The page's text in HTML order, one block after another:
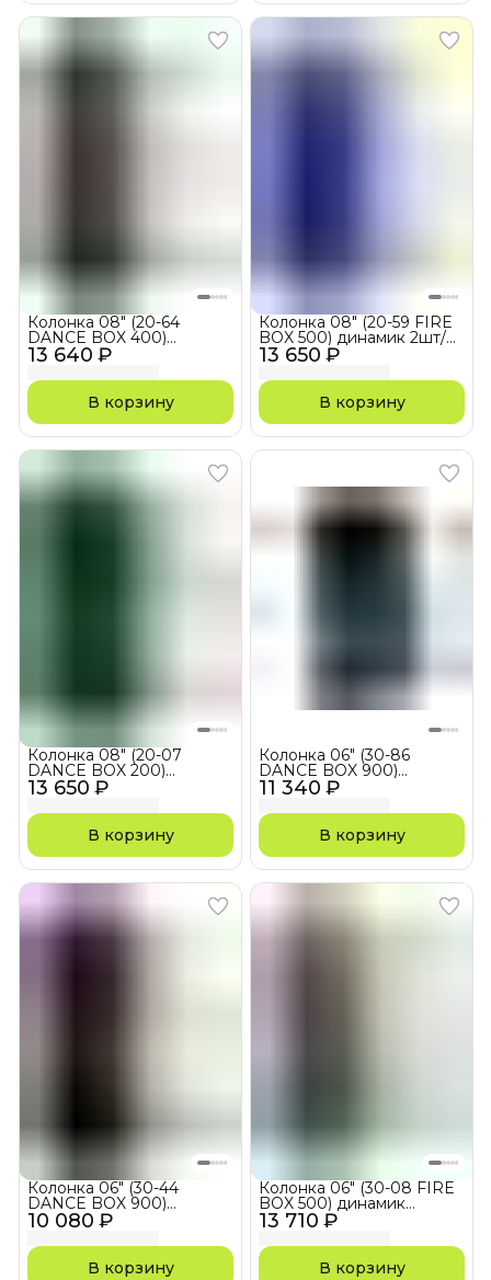
13 640 ₽
Колонка 08" (20-64
DANCE BOX 400)
динамик 2шт/8"
ElTRONIC с TWS
В корзину
13 650 ₽
Колонка 08" (20-59 FIRE
BOX 500) динамик 2шт/8"
черная ElTRONIC с TWS
В корзину
13 650 ₽
Колонка 08" (20-07
DANCE BOX 200)
динамик 2шт/8"
ELTRONIC с TWS
В корзину
11 340 ₽
Колонка 06" (30-86
DANCE BOX 900)
динамик 2шт/6.5"
ELTRONIC с TWS
В корзину
10 080 ₽
Колонка 06" (30-44
DANCE BOX 900)
динамик 2шт/6.5"
ELTRONIC с TWS
В корзину
13 710 ₽
Колонка 06" (30-08 FIRE
BOX 500) динамик
2шт/6.5" ELTRONIC с TWS
В корзину